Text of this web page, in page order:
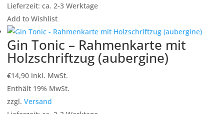
Lieferzeit: ca. 2-3 Werktage
Add to Wishlist
Gin Tonic – Rahmenkarte mit
Holzschriftzug (aubergine)
€14,90 inkl. MwSt.
Enthält 19% MwSt.
zzgl. Versand